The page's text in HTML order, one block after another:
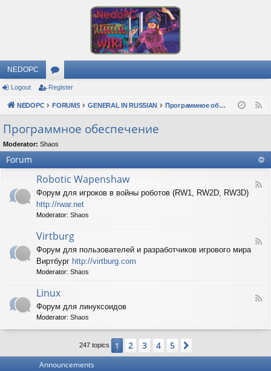
NEDOPC
or
u
s
Logout Register
NEDOPC FORUMS GENERAL IN RUSSIAN Программное обеспечение
Программное обеспечение
Moderator: Shaos
Forum
F
o
i
W
e
h
Robotic Wapenshaw
Форум для игроков в войны роботов (RW1, RW2D, RW3D)
http://rwar.net
Moderator: Shaos
F
b
g
Virtburg
Форум для пользователей и разработчиков игрового мира
Виртбург http://virtburg.com
Moderator: Shaos
F
i
Linux
Форум для линуксоидов
Moderator: Shaos
247 topics 1 2 3 4 5
Announcements